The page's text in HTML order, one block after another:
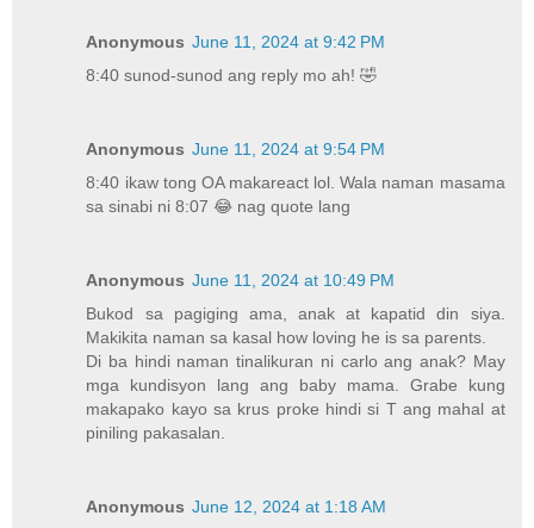
Anonymous June 11, 2024 at 9:42 PM
8:40 sunod-sunod ang reply mo ah! 🤣
Anonymous June 11, 2024 at 9:54 PM
8:40 ikaw tong OA makareact lol. Wala naman masama
sa sinabi ni 8:07 😂 nag quote lang
Anonymous June 11, 2024 at 10:49 PM
Bukod sa pagiging ama, anak at kapatid din siya.
Makikita naman sa kasal how loving he is sa parents.
Di ba hindi naman tinalikuran ni carlo ang anak? May
mga kundisyon lang ang baby mama. Grabe kung
makapako kayo sa krus proke hindi si T ang mahal at
piniling pakasalan.
Anonymous June 12, 2024 at 1:18 AM